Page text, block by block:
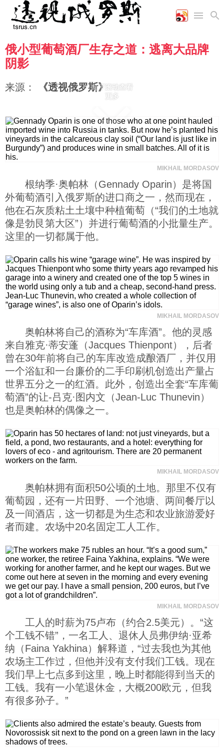
首页
国际
时政
军事
空军
海军
陆军
评论
经济
财经
商业
工业
科技
社会
文化
文艺
教育
美食
历史
体育
旅游
视听
图片新闻
高清图片
漫画
俄小型葡萄酒厂生存之道：逃离大品牌
阴影
来源： 《透视俄罗斯》向下滚动查看
更多
MIKHAIL MORDASOV
根纳季·奥帕林（Gennady Oparin）是将国
外葡萄酒引入俄罗斯的进口商之一，然而现在，
他在石灰质粘土土壤中种植葡萄（“我们的土地就
像是勃艮第大区”）并进行葡萄酒的小批量生产。
这里的一切都属于他。
MIKHAIL MORDASOV
奥帕林将自己的酒称为“车库酒”。他的灵感
来自雅克·蒂安蓬（Jacques Thienpont），后者
曾在30年前将自己的车库改造成酿酒厂，并仅用
一个浴缸和一台廉价的二手印刷机创造出产量占
世界五分之一的红酒。此外，创造出全套“车库葡
萄酒”的让-吕克·图内文（Jean-Luc Thunevin）
也是奥帕林的偶像之一。
MIKHAIL MORDASOV
奥帕林拥有面积50公顷的土地。那里不仅有
葡萄园，还有一片田野、一个池塘、两间餐厅以
及一间酒店，这一切都是为生态和农业旅游爱好
者而建。农场中20名固定工人工作。
MIKHAIL MORDASOV
工人的时薪为75卢布（约合2.5美元）。“这
个工钱不错”，一名工人、退休人员弗伊纳·亚希
纳（Faina Yakhina）解释道，“过去我也为其他
农场主工作过，但他并没有支付我们工钱。现在
我们早上七点多到这里，晚上时都能得到当天的
工钱。我有一小笔退休金，大概200欧元，但我
有很多孙子。”